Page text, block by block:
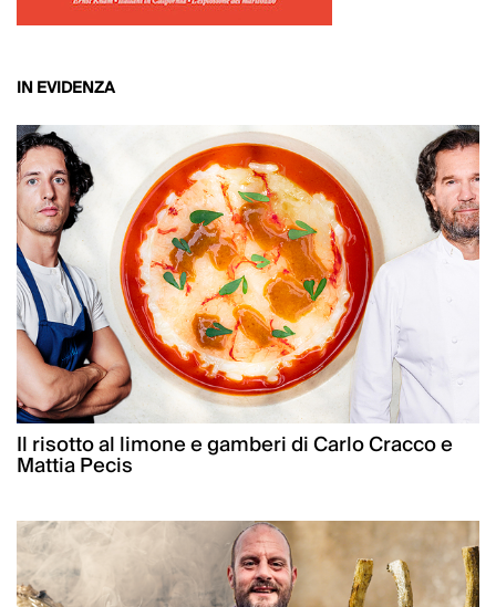
IN EVIDENZA
Il risotto al limone e gamberi di Carlo Cracco e
Mattia Pecis